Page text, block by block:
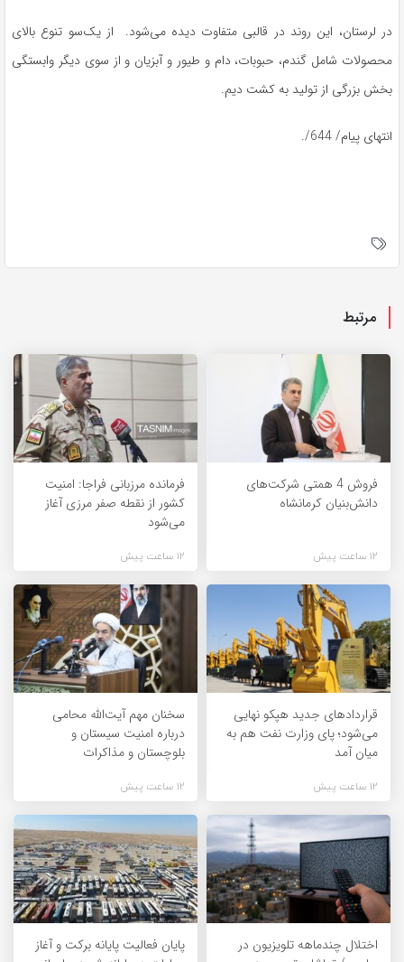
در لرستان، این روند در قالبی متفاوت دیده می‌شود. از یک‌سو تنوع بالای
محصولات شامل گندم، حبوبات، دام و طیور و آبزیان و از سوی دیگر وابستگی
بخش بزرگی از تولید به کشت دیم.
انتهای پیام/ 644/.
مرتبط
فروش 4 همتی شرکت‌های
دانش‌بنیان کرمانشاه
12 ساعت پیش
فرمانده مرزبانی فراجا: امنیت
کشور از نقطه صفر مرزی آغاز
می‌شود
12 ساعت پیش
قراردادهای جدید هپکو نهایی
می‌شود؛ پای وزارت نفت هم به
میان آمد
12 ساعت پیش
سخنان مهم آیت‌الله محامی
درباره امنیت سیستان و
بلوچستان و مذاکرات
12 ساعت پیش
اختلال چندماهه تلویزیون در
پایان فعالیت پایانه برکت و آغاز